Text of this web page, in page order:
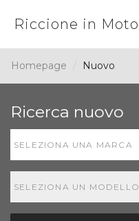
Riccione in Moto
Homepage Nuovo
Ricerca nuovo
SELEZIONA UNA MARCA
SELEZIONA UN MODELLO